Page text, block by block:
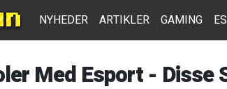
Med Esport - Disse
NYHEDER ARTIKLER GAMING